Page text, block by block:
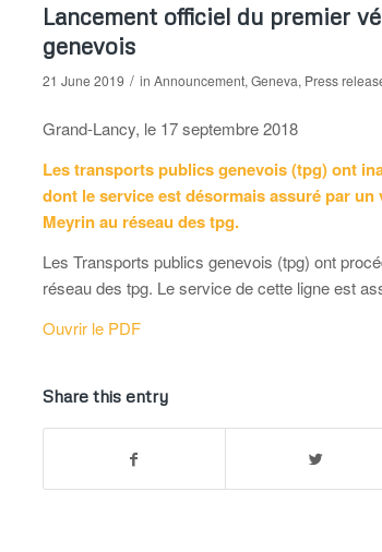
Lancement officiel du premier
genevois
21 June 2019 / in Announcement, Geneva, Press
Grand-Lancy, le 17 septembre 2018
Les transports publics genevois (tpg) ont
dont le service est désormais assuré par
Meyrin au réseau des tpg.
Les Transports publics genevois (tpg) ont
réseau des tpg. Le service de cette ligne est
Ouvrir le PDF
Share this entry